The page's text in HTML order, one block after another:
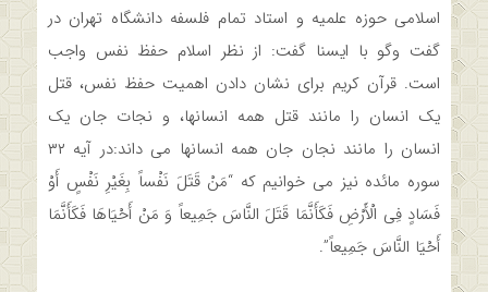
اسلامی حوزه علمیه و استاد تمام فلسفه دانشگاه تهران در
گفت وگو با ایسنا گفت: از نظر اسلام حفظ نفس واجب
است. قرآن کریم برای نشان دادن اهمیت حفظ نفس، قتل
یک انسان را مانند قتل همه انسانها، و نجات جان یک
انسان را مانند نجان جان همه انسانها می داند:در آیه ۳۲
سوره مائده نیز می خوانیم که “مَنْ قَتَلَ نَفْساً بِغَیْرِ نَفْسٍ أَوْ
فَسَادٍ فِی الْأَرْضِ فَکَأَنَّمَا قَتَلَ النَّاسَ جَمِیعاً وَ مَنْ أَحْیَاهَا فَکَأَنَّمَا
أَحْیَا النَّاسَ جَمِیعاً”.